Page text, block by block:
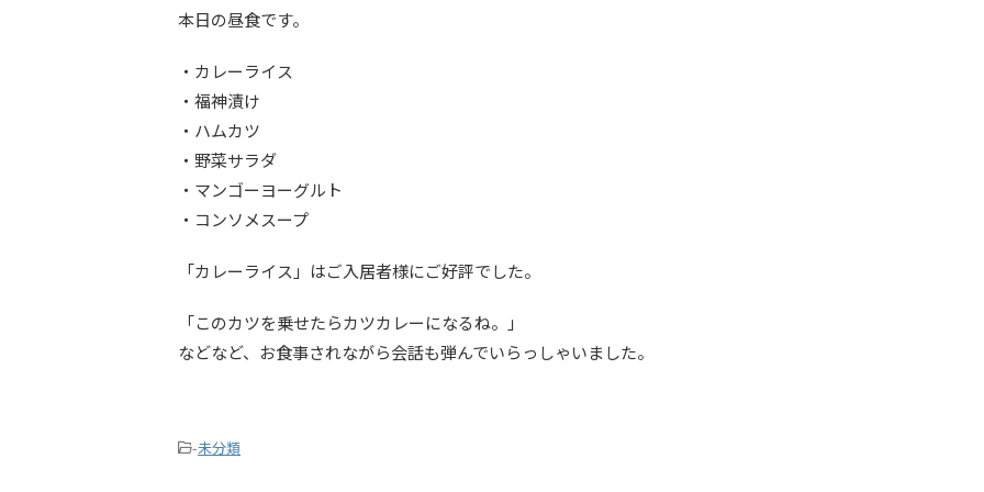
本日の昼食です。
・カレーライス
・福神漬け
・ハムカツ
・野菜サラダ
・マンゴーヨーグルト
・コンソメスープ
「カレーライス」はご入居者様にご好評でした。
「このカツを乗せたらカツカレーになるね。」
などなど、お食事されながら会話も弾んでいらっしゃいました。
-未分類